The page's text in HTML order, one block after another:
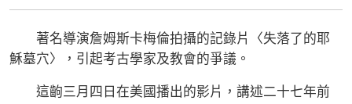
著名導演詹姆斯卡梅倫拍攝的記錄片〈失落了的耶
穌墓穴〉，引起考古學家及教會的爭議。
這齣三月四日在美國播出的影片，講述二十七年前